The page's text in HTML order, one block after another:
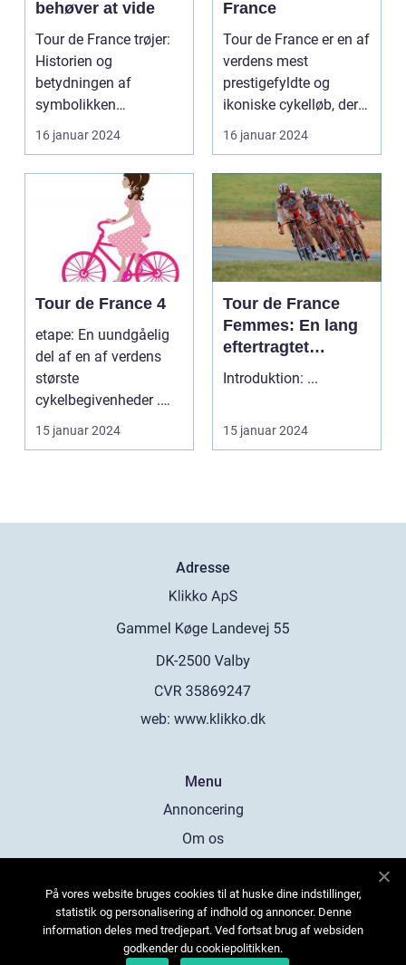
behøver at vide
Tour de France trøjer:
Historien og
betydningen af
symbolikken
Introduktion til Tour de
France trø...
16 januar 2024
France
Tour de France er en af
verdens mest
prestigefyldte og
ikoniske cykelløb, der
afholdes hvert år i ju...
16 januar 2024
Tour de France 4
etape: En uundgåelig
del af en af verdens
største
cykelbegivenheder .
etape: En uundgåelig
del af ...
15 januar 2024
Tour de France
Femmes: En lang
eftertragtet
kvindelig udgave
Introduktion: ...
15 januar 2024
Adresse
web: www.klikko.dk
Menu
Annoncering
Om os
Kontakt os
Sitemap
På vores website bruges cookies til at huske dine indstillinger,
statistik og personalisering af indhold og annoncer. Denne
information deles med tredjepart. Ved fortsat brug af websiden
godkender du cookiepolitikken.